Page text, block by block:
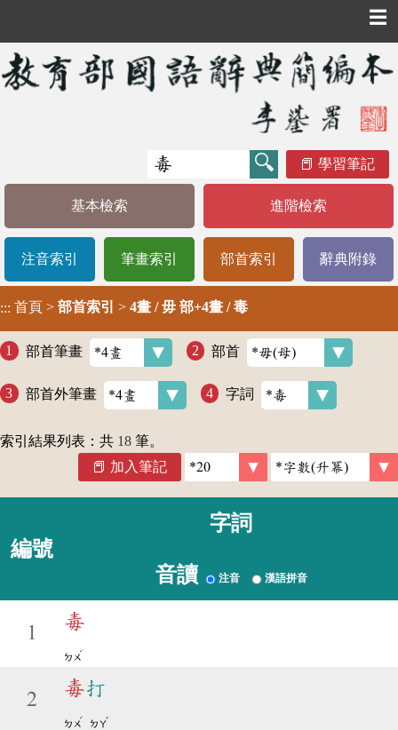
☰
學習筆記
基本檢索 進階檢索
注音索引 筆畫索引 部首索引 辭典附錄
::: 首頁 > 部首索引 > 4畫 / 毋 部+4畫 / 毒
部首筆畫 部首
部首外筆畫 字詞
索引結果列表：共 18 筆。
加入筆記
編號
字詞
音讀 注音 漢語拼音
1
毒
ㄉㄨ
ˊ
2
毒打
ㄉㄨ
ˊ
ㄉㄚ
ˇ